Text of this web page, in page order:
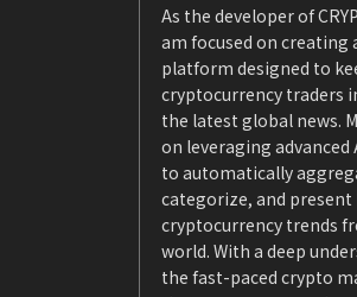
As the developer of
am focused on creating
platform designed to
cryptocurrency traders
the latest global news.
on leveraging
to automatically
categorize, and
cryptocurrency trends
world. With a deep
the fast-paced crypto